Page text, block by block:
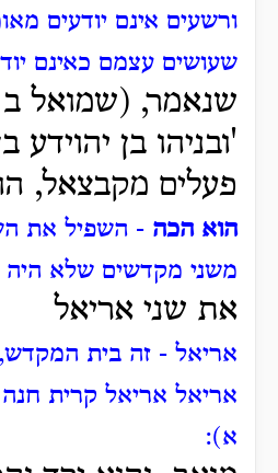
ורשעים אינם יודעים
שעושים עצמם כאינם
שנאמר, (שמואל
'ובניהו בן יהוידע
פעלים מקבצאל,
הוא הכה - השפיל את
משני מקדשים שלא היה
את שני אריאל
אריאל - זה בית
אריאל אריאל קרית
א):